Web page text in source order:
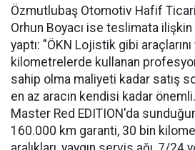
Özmutlubaş Otomotiv Hafif
Orhun Boyacı ise teslimata
yaptı: "ÖKN Lojistik gibi
kilometrelerde kullanan
sahip olma maliyeti kadar satış
en az aracın kendisi kadar
Master Red EDITION'da
160.000 km garanti, 30 bin